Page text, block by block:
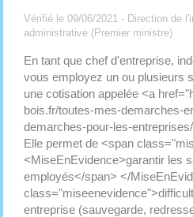
Vérifié le 09/06/2021 - Direction de
administrative (Premier ministre)
En tant que chef d'entreprise,
vous employez un ou plusieurs
une cotisation appelée <a
bois.fr/toutes-mes-demarches-
demarches-pour-les-
Elle permet de <span
<MiseEnEvidence>garantir les
employés</span> </
entreprise (sauvegarde,